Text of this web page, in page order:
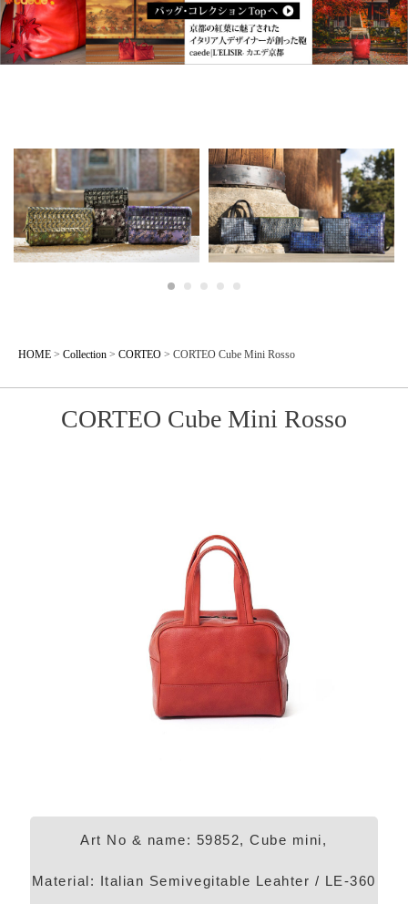
HOME > Collection > CORTEO > CORTEO Cube Mini Rosso
CORTEO Cube Mini Rosso
Art No & name: 59852, Cube mini,
Material: Italian Semivegitable Leahter / LE-360